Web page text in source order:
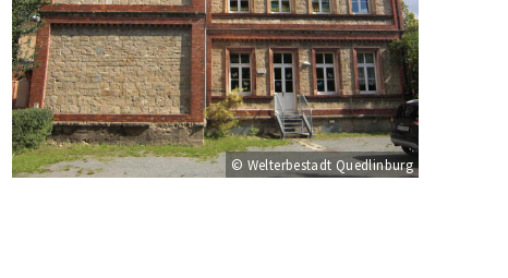
© Welterbestadt Quedlinburg